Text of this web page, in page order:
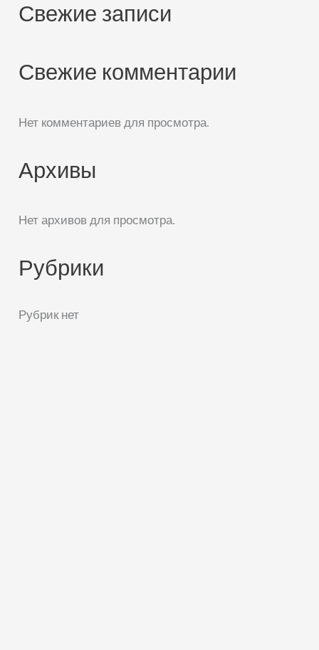
Свежие записи
Свежие комментарии
Нет комментариев для просмотра.
Архивы
Нет архивов для просмотра.
Рубрики
Рубрик нет